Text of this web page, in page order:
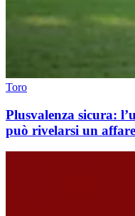
Toro
Plusvalenza sicura:
può rivelarsi un affare